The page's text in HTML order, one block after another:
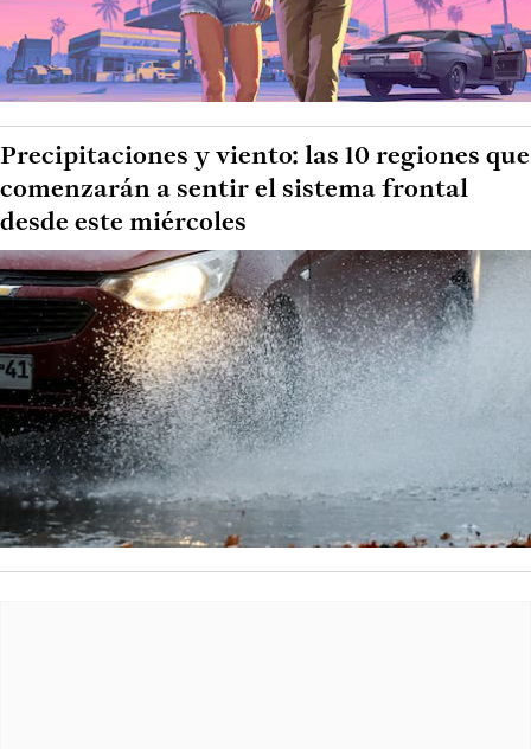
Precipitaciones y viento: las 10 regiones que
comenzarán a sentir el sistema frontal
desde este miércoles